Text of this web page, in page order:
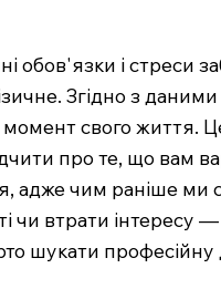
обов'язки і стреси
Згідно з даними
свого життя.
про те, що вам
адже чим раніше ми
чи втрати інтересу
шукати